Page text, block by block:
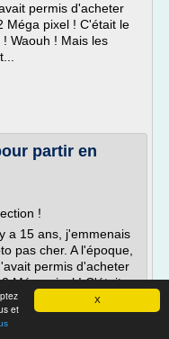
X
et
permis d'acheter
Méga pixel ! C'était le
Waouh ! Mais les
partir en
!
a 15 ans, j'emmenais
pas cher. A l'époque,
permis d'acheter
Méga pixel ! C'était
! Waouh ! Mais les